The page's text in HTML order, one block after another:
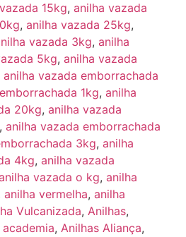
15kg, anilha vazada
, anilha vazada 25kg,
vazada 3kg, anilha
5kg, anilha vazada
anilha vazada emborrachada
1kg, anilha
20kg, anilha vazada
, anilha vazada emborrachada
3kg, anilha
4kg, anilha vazada
vazada o kg, anilha
anilha vermelha, anilha
Vulcanizada, Anilhas,
, Anilhas Aliança,